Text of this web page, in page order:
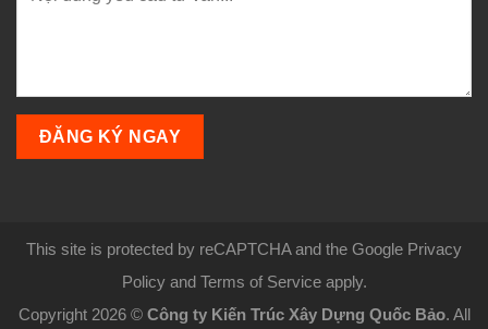
This site is protected by reCAPTCHA and the Google Privacy
Policy and Terms of Service apply.
Copyright 2026 © Công ty Kiến Trúc Xây Dựng Quốc Bảo. All